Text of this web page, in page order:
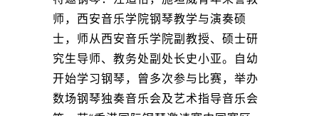
师，西安音乐学院钢琴教学与演奏硕
士，师从西安音乐学院副教授、硕士研
究生导师、教务处副处长史小亚。自幼
开始学习钢琴，曾多次参与比赛，举办
数场钢琴独奏音乐会及艺术指导音乐会